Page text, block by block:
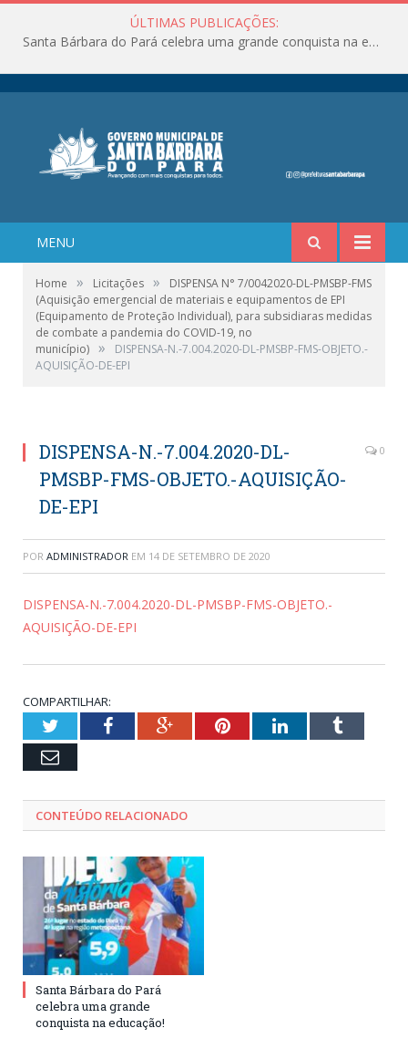
ÚLTIMAS PUBLICAÇÕES:
Santa Bárbara do Pará celebra uma grande conquista na educação!
MENU
Home » Licitações »
DISPENSA N° 7/0042020-DL-PMSBP-FMS
(Aquisição emergencial de materiais e equipamentos de EPI
(Equipamento de Proteção Individual), para subsidiaras medidas
de combate a pandemia do COVID-19, no
município) »
DISPENSA-N.-7.004.2020-DL-PMSBP-FMS-OBJETO.-
AQUISIÇÃO-DE-EPI
DISPENSA-N.-7.004.2020-DL-
PMSBP-FMS-OBJETO.-AQUISIÇÃO-
DE-EPI
0
POR ADMINISTRADOR EM 14 DE SETEMBRO DE 2020
DISPENSA-N.-7.004.2020-DL-PMSBP-FMS-OBJETO.-
AQUISIÇÃO-DE-EPI
COMPARTILHAR:
TwitterFacebookGoogle+PinterestLinkedInTumblr
Email
CONTEÚDO RELACIONADO
Santa Bárbara do Pará
celebra uma grande
conquista na educação!